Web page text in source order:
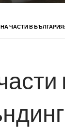
ЧАСТИ В